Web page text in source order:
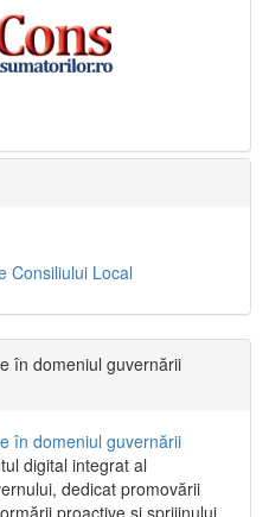
Consiliului Local
în domeniul guvernării
în domeniul guvernării
digital integrat al
dedicat promovării
proactive și sprijinului